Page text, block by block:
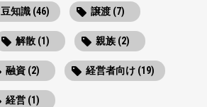
豆知識 (46) 譲渡 (7)
解散 (1) 親族 (2)
融資 (2) 経営者向け (19)
経営 (1)